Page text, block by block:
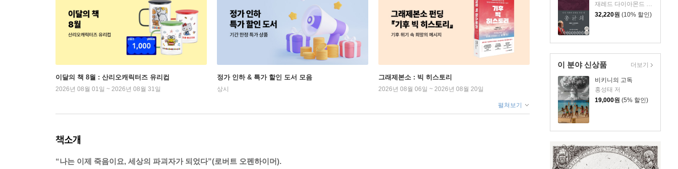
재레드 다이아몬드 저/강주헌 역
32,220원 (10% 할인)
이 분야 신상품
비키니의 고독
홍성태 저
19,000원 (5% 할인)
더보기
이달의 책 8월 : 산리오캐릭터즈 유리컵
2026년 08월 01일 ~ 2026년 08월 31일
정가 인하 & 특가 할인 도서 모음
상시
그래제본소 : 빅 히스토리
2026년 08월 06일 ~ 2026년 08월 20일
펼쳐보기
책소개
“나는 이제 죽음이요, 세상의 파괴자가 되었다”(로버트 오펜하이머).